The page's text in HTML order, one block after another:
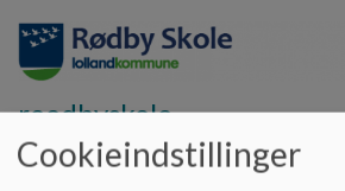
roedbyskole
Cookieindstillinger